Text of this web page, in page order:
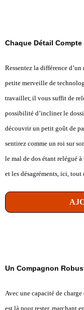
Chaque Détail
Ressentez la différence
petite merveille de
travailler, il vous suffit de
possibilité d’incliner le
découvrir un petit goût de
sentirez comme un roi sur
le mal de dos étant relégué
et les désagréments, ici,
Un Compagnon
Avec une capacité de
est là pour rester, marchant